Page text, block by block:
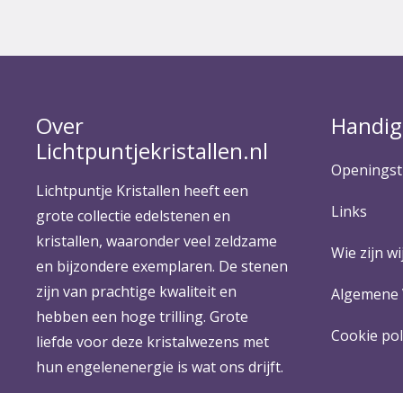
Over
Lichtpuntjekristallen.nl
Lichtpuntje Kristallen heeft een
grote collectie edelstenen en
kristallen, waaronder veel zeldzame
en bijzondere exemplaren. De stenen
zijn van prachtige kwaliteit en
hebben een hoge trilling. Grote
liefde voor deze kristalwezens met
hun engelenenergie is wat ons drijft.
Links
Wie zijn
Cookie